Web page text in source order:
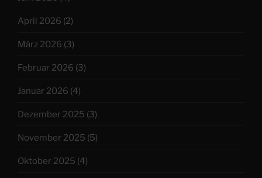
April 2026 (2)
März 2026 (3)
Februar 2026 (3)
Januar 2026 (4)
Dezember 2025 (3)
November 2025 (5)
Oktober 2025 (4)